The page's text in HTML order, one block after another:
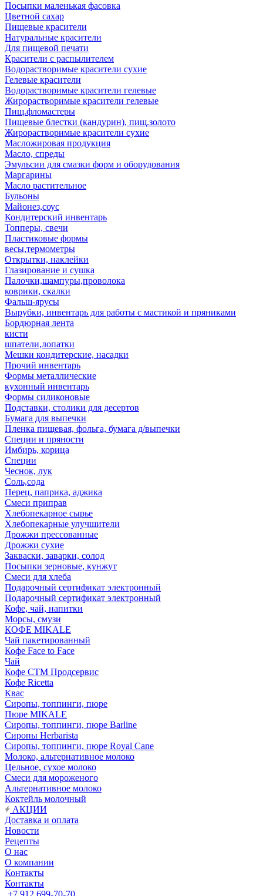
Посыпки маленькая фасовка
Цветной сахар
Пищевые красители
Натуральные красители
Для пищевой печати
Красители с распылителем
Водорастворимые красители сухие
Гелевые красители
Водорастворимые красители гелевые
Жирорастворимые красители гелевые
Пищ.фломастеры
Пищевые блестки (кандурин), пищ.золото
Жирорастворимые красители сухие
Масложировая продукция
Масло, спреды
Эмульсии для смазки форм и оборудования
Маргарины
Масло растительное
Бульоны
Майонез,соус
Кондитерский инвентарь
Топперы, свечи
Пластиковые формы
весы,термометры
Открытки, наклейки
Глазирование и сушка
Палочки,шампуры,проволока
коврики, скалки
Фальш-ярусы
Вырубки, инвентарь для работы с мастикой и пряниками
Бордюрная лента
кисти
шпатели,лопатки
Мешки кондитерские, насадки
Прочий инвентарь
Формы металлические
кухонный инвентарь
Формы силиконовые
Подставки, столики для десертов
Бумага для выпечки
Пленка пищевая, фольга, бумага д/выпечки
Специи и пряности
Имбирь, корица
Специи
Чеснок, лук
Соль,сода
Перец, паприка, аджика
Смеси приправ
Хлебопекарное сырье
Хлебопекарные улучшители
Дрожжи прессованные
Дрожжи сухие
Закваски, заварки, солод
Посыпки зерновые, кунжут
Смеси для хлеба
Подарочный сертификат электронный
Подарочный сертификат электронный
Кофе, чай, напитки
Морсы, смузи
КОФЕ MIKALE
Чай пакетированный
Кофе Face to Face
Чай
Кофе СТМ Продсервис
Кофе Ricetta
Квас
Сиропы, топпинги, пюре
Пюре MIKALE
Сиропы, топпинги, пюре Barline
Сиропы Herbarista
Сиропы, топпинги, пюре Royal Cane
Молоко, альтернативное молоко
Цельное, сухое молоко
Смеси для мороженого
Альтернативное молоко
Коктейль молочный
АКЦИИ
Доставка и оплата
Новости
Рецепты
О нас
О компании
Контакты
Контакты
+7 912 699-70-70